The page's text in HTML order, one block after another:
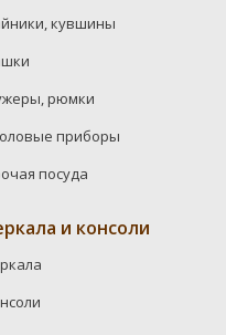
кувшины
рюмки
приборы
посуда
и консоли